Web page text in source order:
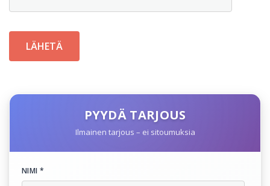
PYYDÄ TARJOUS
Ilmainen tarjous – ei sitoumuksia
NIMI *